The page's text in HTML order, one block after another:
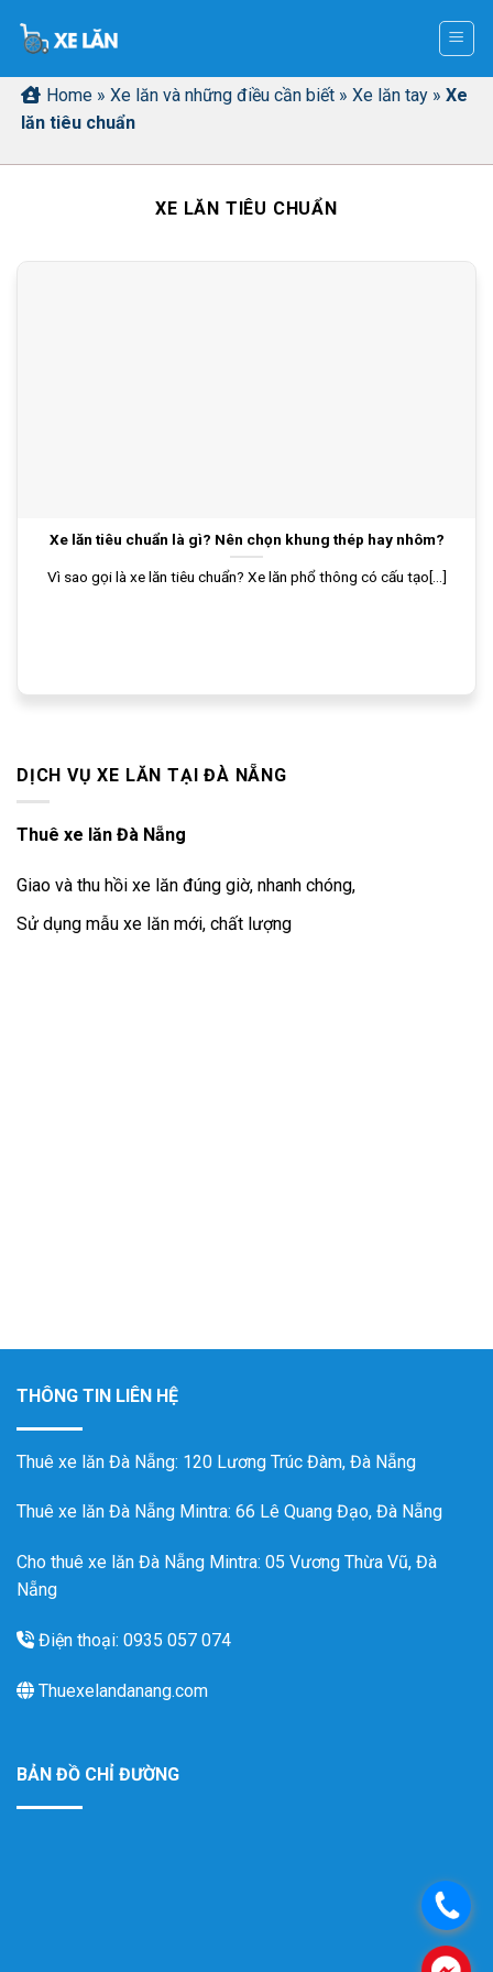
Home » Xe lăn và những điều cần biết » Xe lăn tay » Xe
lăn tiêu chuẩn
XE LĂN TIÊU CHUẨN
Xe lăn tiêu chuẩn là gì? Nên chọn khung thép hay nhôm?
Vì sao gọi là xe lăn tiêu chuẩn? Xe lăn phổ thông có cấu tạo[...]
DỊCH VỤ XE LĂN TẠI ĐÀ NẴNG
Thuê xe lăn Đà Nẵng
Giao và thu hồi xe lăn đúng giờ, nhanh chóng,
Sử dụng mẫu xe lăn mới, chất lượng
THÔNG TIN LIÊN HỆ
Thuê xe lăn Đà Nẵng: 120 Lương Trúc Đàm, Đà Nẵng
Thuê xe lăn Đà Nẵng Mintra: 66 Lê Quang Đạo, Đà Nẵng
Cho thuê xe lăn Đà Nẵng Mintra: 05 Vương Thừa Vũ, Đà
Nẵng
Điện thoại: 0935 057 074
Thuexelandanang.com
BẢN ĐỒ CHỈ ĐƯỜNG
.